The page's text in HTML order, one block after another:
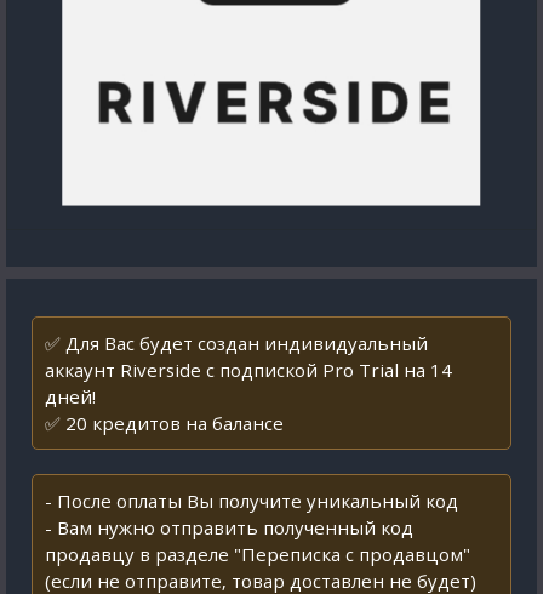
✅ Для Вас будет создан индивидуальный
аккаунт Riverside с подпиской Pro Trial на 14
дней!
✅ 20 кредитов на балансе
- После оплаты Вы получите уникальный код
- Вам нужно отправить полученный код
продавцу в разделе "Переписка с продавцом"
(если не отправите, товар доставлен не будет)